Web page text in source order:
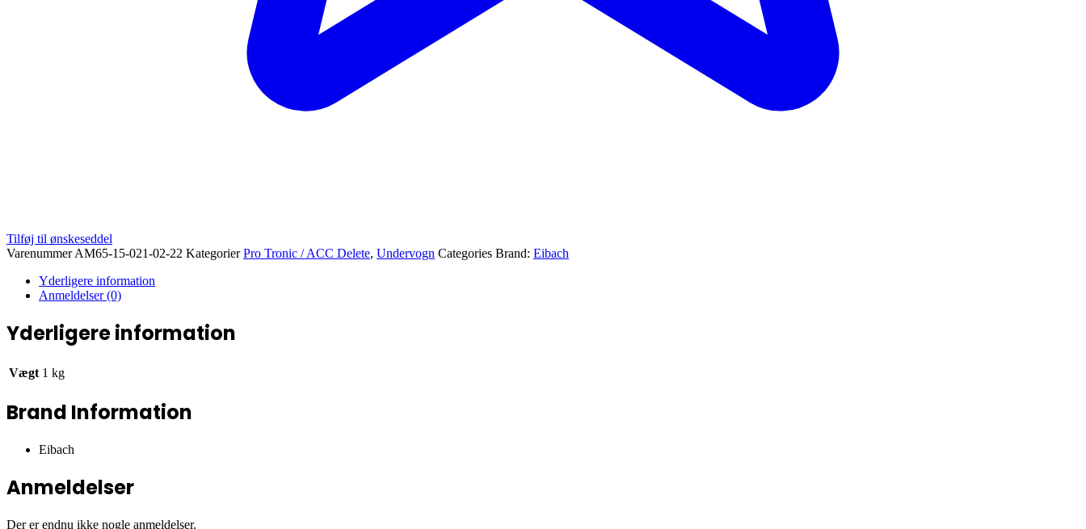
Tilføj til ønskeseddel
VarenummerAM65-15-021-02-22 Kategorier Pro Tronic / ACC Delete, Undervogn Categories Brand: Eibach
Yderligere information
Anmeldelser (0)
Yderligere information
Vægt 1 kg
Brand Information
Eibach
Anmeldelser
Der er endnu ikke nogle anmeldelser.